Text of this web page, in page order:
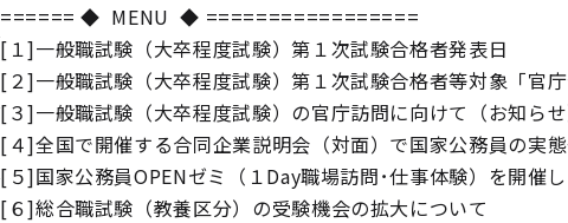
====== ◆ MENU ◆ =================
[１]一般職試験（大卒程度試験）第１次試験合格者発表日
[２]一般職試験（大卒程度試験）第１次試験合格者等対象「官
[３]一般職試験（大卒程度試験）の官庁訪問に向けて（お知らせ
[４]全国で開催する合同企業説明会（対面）で国家公務員の実
[５]国家公務員OPENゼミ（１Day職場訪問･仕事体験）を開催し
[６]総合職試験（教養区分）の受験機会の拡大について